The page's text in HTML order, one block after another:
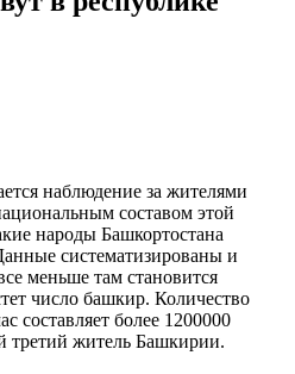
наблюдение за жителями
составом этой
народы Башкортостана
систематизированы и
меньше там становится
число башкир. Количество
составляет более 1200000
третий житель Башкирии.